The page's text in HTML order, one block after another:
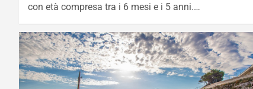
con età compresa tra i 6 mesi e i 5 anni.…